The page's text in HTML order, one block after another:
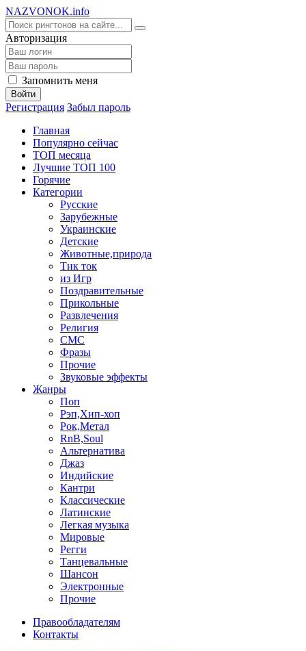
NAZVONOK.info
Авторизация
Запомнить меня
Войти
Регистрация Забыл пароль
Главная
Популярно сейчас
ТОП месяца
Лучшие ТОП 100
Горячие
Категории
Русские
Зарубежные
Украинские
Детские
Животные,природа
Тик ток
из Игр
Поздравительные
Прикольные
Развлечения
Религия
СМС
Фразы
Прочие
Звуковые эффекты
Жанры
Поп
Рэп,Хип-хоп
Рок,Метал
RnB,Soul
Альтернатива
Джаз
Индийские
Кантри
Классические
Латинские
Легкая музыка
Мировые
Регги
Танцевальные
Шансон
Электронные
Прочие
Правообладателям
Контакты